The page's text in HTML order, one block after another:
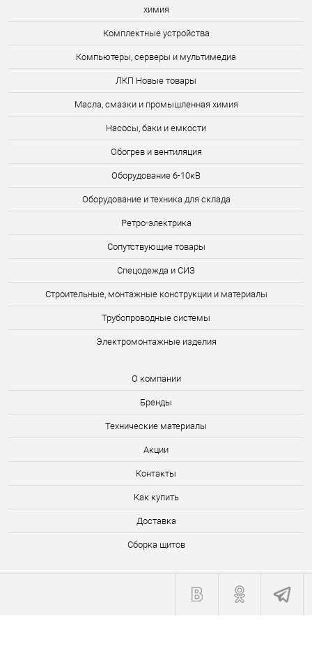
химия
Комплектные устройства
Компьютеры, серверы и мультимедиа
ЛКП Новые товары
Масла, смазки и промышленная химия
Насосы, баки и емкости
Обогрев и вентиляция
Оборудование 6-10кВ
Оборудование и техника для склада
Ретро-электрика
Сопутствующие товары
Спецодежда и СИЗ
Строительные, монтажные конструкции и материалы
Трубопроводные системы
Электромонтажные изделия
О компании
Бренды
Технические материалы
Акции
Контакты
Как купить
Доставка
Сборка щитов